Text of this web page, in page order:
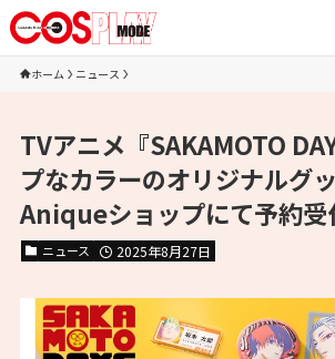
ホーム ニュース
TVアニメ『SAKAMOTO
プなカラーのオリジナルグ
Aniqueショップにて予約受
ニュース 2025年8月27日